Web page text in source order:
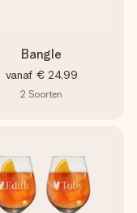
Bangle
vanaf € 24,99
2 Soorten